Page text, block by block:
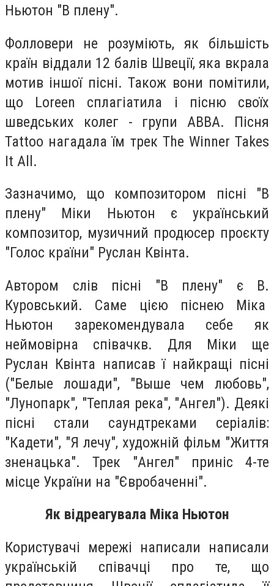
Ньютон "В плену".
Фолловери не розуміють, як більшість
країн віддали 12 балів Швеції, яка вкрала
мотив іншої пісні. Також вони помітили,
що Loreen сплагіатила і пісню своїх
шведських колег - групи ABBA. Пісня
Tattoo нагадала їм трек The Winner Takes
It All.
Зазначимо, що композитором пісні "В
плену" Міки Ньютон є український
композитор, музичний продюсер проєкту
"Голос країни" Руслан Квінта.
Автором слів пісні "В плену" є В.
Куровський. Саме цією піснею Міка
Ньютон зарекомендувала себе як
неймовірна співачкв. Для Міки ще
Руслан Квінта написав ї найкращі пісні
("Белые лошади", "Выше чем любовь",
"Лунопарк", "Теплая река", "Ангел"). Деякі
пісні стали саундтреками серіалів:
"Кадети", "Я лечу", художній фільм "Життя
зненацька". Трек "Ангел" приніс 4-те
місце України на "Євробаченні".
Як відреагувала Міка Ньютон
Користувачі мережі написали написали
українській співачці про те, що